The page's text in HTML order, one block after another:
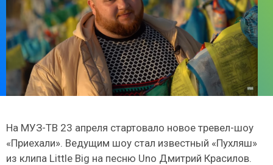
На МУЗ-ТВ 23 апреля стартовало новое тревел-шоу
«Приехали». Ведущим шоу стал известный «Пухляш»
из клипа Little Big на песню Uno Дмитрий Красилов.